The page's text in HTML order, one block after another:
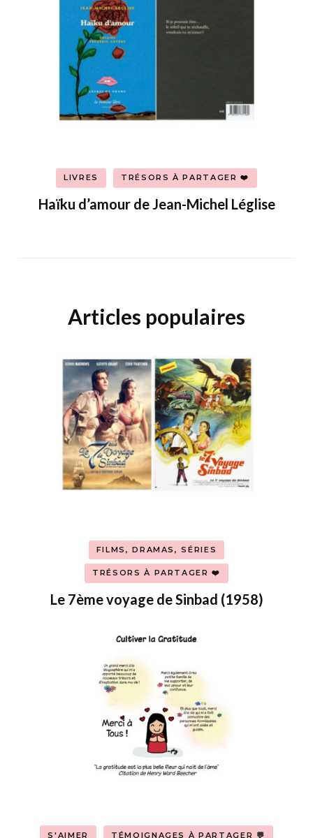
LIVRES TRÉSORS À PARTAGER ❤️
Haïku d’amour de Jean-Michel Léglise
Articles populaires
FILMS, DRAMAS, SÉRIES
TRÉSORS À PARTAGER ❤️
Le 7ème voyage de Sinbad (1958)
S'AIMER TÉMOIGNAGES À PARTAGER 💬